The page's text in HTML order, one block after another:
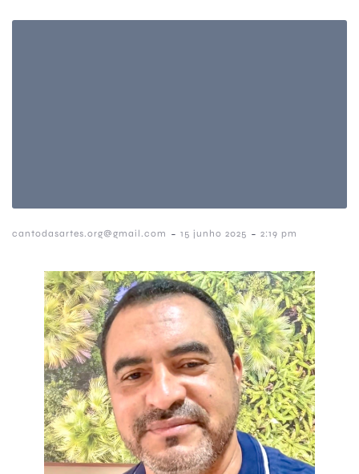
cantodasartes.org@gmail.com - 15 junho 2025 - 2:19 pm